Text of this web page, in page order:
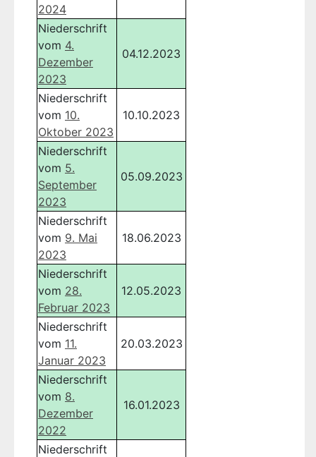
2024
Niederschrift
vom 4.
Dezember
2023
04.12.2023
Niederschrift
vom 10.
Oktober 2023
10.10.2023
Niederschrift
vom 5.
September
2023
05.09.2023
Niederschrift
vom 9. Mai
2023
18.06.2023
Niederschrift
vom 28.
Februar 2023
12.05.2023
Niederschrift
vom 11.
Januar 2023
20.03.2023
Niederschrift
vom 8.
Dezember
2022
16.01.2023
Niederschrift